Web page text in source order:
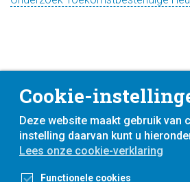
voor inwoners,metgemeenten
Cookie-
Deze website maakt gebruik van
instelling daarvan kunt u
Lees onze cookie-verklaring
Functionele cookies